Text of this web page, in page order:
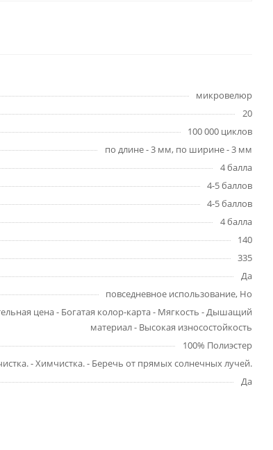
микровелюр
20
100 000 циклов
по длине - 3 мм, по ширине - 3 мм
4 балла
4-5 баллов
4-5 баллов
4 балла
140
335
Да
повседневное использование, Ho
цена - Богатая колор-карта - Мягкость - Дышащий
материал - Высокая износостойкость
100% Полиэстер
- Химчистка. - Беречь от прямых солнечных лучей.
Да